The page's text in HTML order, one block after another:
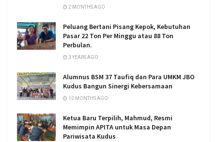
2 MONTHS AGO
Peluang Bertani Pisang Kepok, Kebutuhan
Pasar 22 Ton Per Minggu atau 88 Ton
Perbulan.
3 YEARS AGO
Alumnus BSM 37 Taufiq dan Para UMKM JBO
Kudus Bangun Sinergi Kebersamaan
10 MONTHS AGO
Ketua Baru Terpilih, Mahmud, Resmi
Memimpin APITA untuk Masa Depan
Pariwisata Kudus